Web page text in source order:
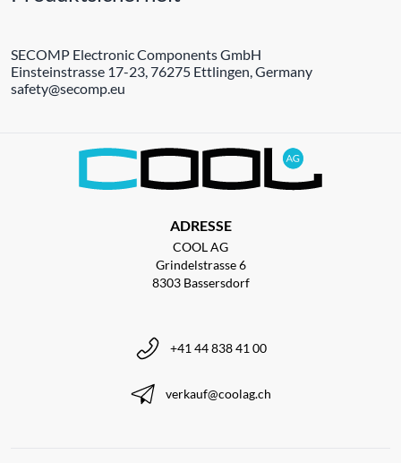
SECOMP Electronic Components GmbH
Einsteinstrasse 17-23, 76275 Ettlingen, Germany
safety@secomp.eu
ADRESSE
COOL AG
Grindelstrasse 6
8303 Bassersdorf
+41 44 838 41 00
verkauf@coolag.ch